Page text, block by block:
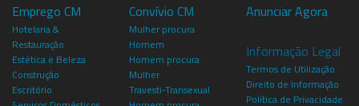
Emprego CM
Hotelaria &
Restauração
Estética e Beleza
Construção
Escritório
Convívio CM
Mulher procura
Homem
Homem procura
Mulher
Travesti-Transexual
Anunciar Agora
Informação Legal
Termos de Utilização
Direito de Informação
Política de Privacidade